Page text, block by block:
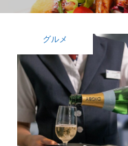
グルメ